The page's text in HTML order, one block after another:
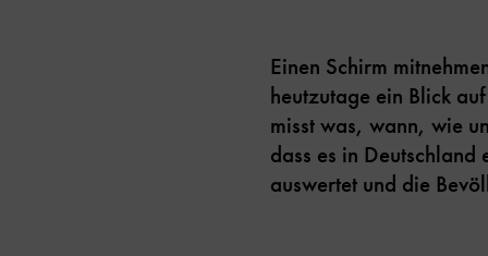
Einen Schirm
heutzutage ein Blick
misst was, wann, wie
dass es in
auswertet und die